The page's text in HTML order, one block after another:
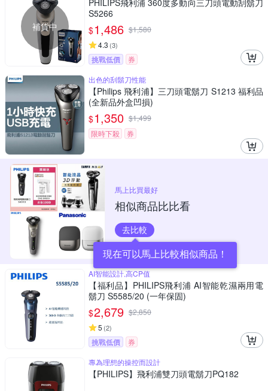
補貨中
PHILIPS飛利浦 360度多動向三刀頭電動刮鬍刀
S5266
$1,486 $1,580
4.3 (3)
挑戰低價
券
出色的刮鬍刀性能
【Philips 飛利浦】三刀頭電鬍刀 S1213 福利品
(全新品外盒凹損)
$1,350 $1,499
限時下殺
券
馬上比買最好
相似商品比比看
去比較
現在可以馬上比較相似商品！
AI智能設計,高CP值
【福利品】PHILIPS飛利浦 AI智能乾濕兩用電
鬍刀 S5585/20 (一年保固)
$2,679 $2,850
5 (2)
挑戰低價
券
專為理想的操控而設計
【PHILIPS】飛利浦雙刀頭電鬍刀PQ182